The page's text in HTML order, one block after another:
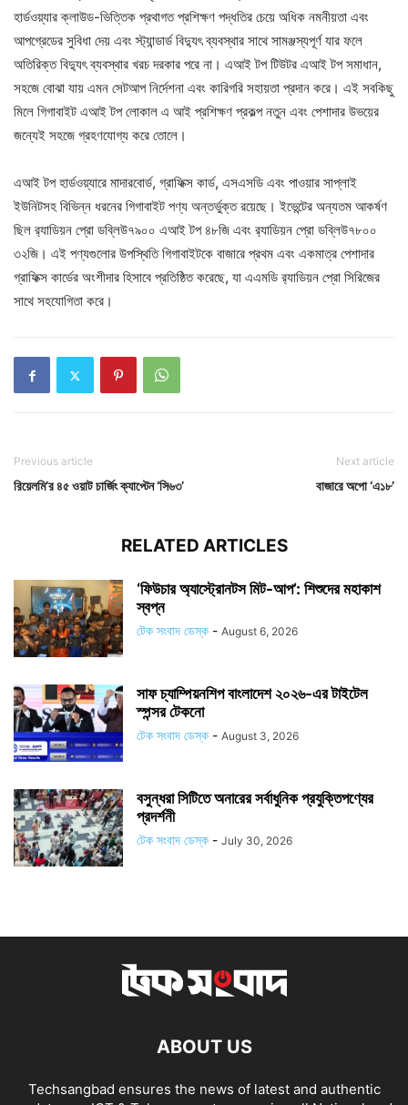
হার্ডওয়্যার ক্লাউড-ভিত্তিক প্রথাগত প্রশিক্ষণ পদ্ধতির চেয়ে অধিক নমনীয়তা এবং
আপগ্রেডের সুবিধা দেয় এবং স্ট্যান্ডার্ড বিদ্যুৎ ব্যবস্থার সাথে সামঞ্জস্যপূর্ণ যার ফলে
অতিরিক্ত বিদ্যুৎ ব্যবস্থার খরচ দরকার পরে না। এআই টপ টিউটর এআই টপ সমাধান,
সহজে বোঝা যায় এমন সেটআপ নির্দেশনা এবং কারিগরি সহায়তা প্রদান করে। এই সবকিছু
মিলে গিগাবাইট এআই টপ লোকাল এ আই প্রশিক্ষণ প্রকল্প নতুন এবং পেশাদার উভয়ের
জন্যেই সহজে গ্রহণযোগ্য করে তোলে।
এআই টপ হার্ডওয়্যারে মাদারবোর্ড, গ্রাফিক্স কার্ড, এসএসডি এবং পাওয়ার সাপ্লাই
ইউনিটসহ বিভিন্ন ধরনের গিগাবাইট পণ্য অন্তর্ভুক্ত রয়েছে। ইভেন্টের অন্যতম আকর্ষণ
ছিল র‍্যাডিয়ন প্রো ডব্লিউ৭৯০০ এআই টপ ৪৮জি এবং র‍্যাডিয়ন প্রো ডব্লিউ৭৮০০
৩২জি। এই পণ্যগুলোর উপস্থিতি গিগাবাইটকে বাজারে প্রথম এবং একমাত্র পেশাদার
গ্রাফিক্স কার্ডের অংশীদার হিসাবে প্রতিষ্ঠিত করেছে, যা এএমডি র‍্যাডিয়ন প্রো সিরিজের
সাথে সহযোগিতা করে।
Previous article
রিয়েলমি’র ৪৫ ওয়াট চার্জিং ক্যাপ্টেন ‘সি৬৩’
Next article
বাজারে অপো ‘এ১৮’
RELATED ARTICLES
‘ফিউচার অ্যাস্ট্রোনটস মিট-আপ’: শিশুদের মহাকাশ
স্বপ্ন
টেক সংবাদ ডেস্ক - August 6, 2026
সাফ চ্যাম্পিয়নশিপ বাংলাদেশ ২০২৬-এর টাইটেল
স্পন্সর টেকনো
টেক সংবাদ ডেস্ক - August 3, 2026
বসুন্ধরা সিটিতে অনারের সর্বাধুনিক প্রযুক্তিপণ্যের
প্রদর্শনী
টেক সংবাদ ডেস্ক - July 30, 2026
ABOUT US
Techsangbad ensures the news of latest and authentic